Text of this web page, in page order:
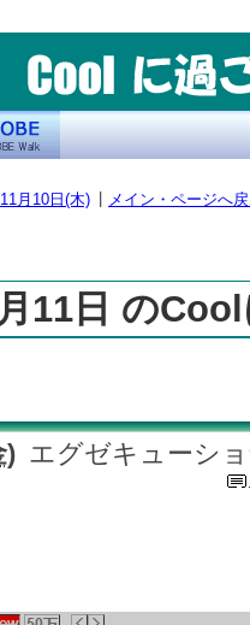
月10日(木) メイン・ページへ
11日 の
) エグゼキューシ